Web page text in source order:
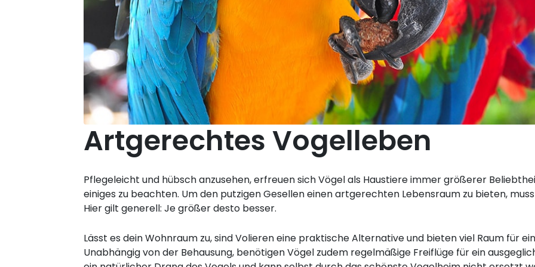
Artgerechtes Vogelleben
Pflegeleicht und hübsch anzusehen, erfreuen sich Vögel als Haustiere immer größerer
einiges zu beachten. Um den putzigen Gesellen einen artgerechten Lebensraum zu bieten,
Hier gilt generell: Je größer desto besser.
Lässt es dein Wohnraum zu, sind Volieren eine praktische Alternative und bieten viel Raum für
Unabhängig von der Behausung, benötigen Vögel zudem regelmäßige Freiflüge für ein